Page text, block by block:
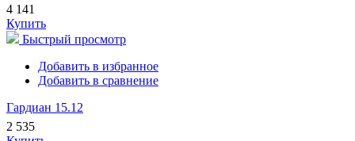
4 141
Купить
Быстрый просмотр
Добавить в избранное
Добавить в сравнение
Гардиан 15.12
2 535